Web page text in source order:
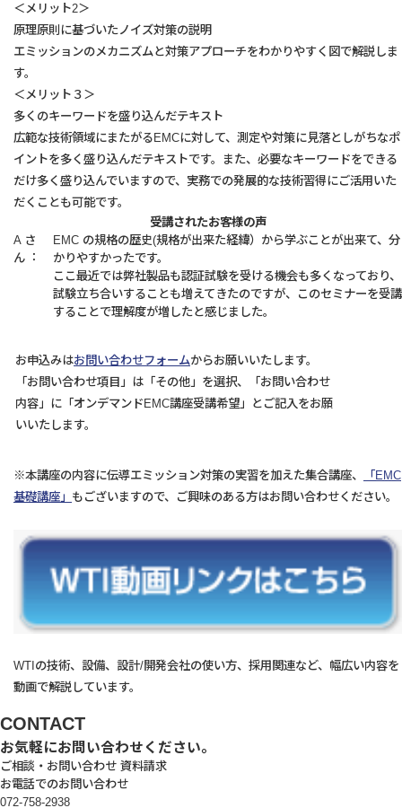
＜メリット2＞
原理原則に基づいたノイズ対策の説明
エミッションのメカニズムと対策アプローチをわかりやすく図で解説しま
す。
＜メリット３＞
多くのキーワードを盛り込んだテキスト
広範な技術領域にまたがるEMCに対して、測定や対策に見落としがちなポ
イントを多く盛り込んだテキストです。また、必要なキーワードをできる
だけ多く盛り込んでいますので、実務での発展的な技術習得にご活用いた
だくことも可能です。
受講されたお客様の声
A さ
ん︓
EMC の規格の歴史(規格が出来た経緯）から学ぶことが出来て、分
かりやすかったです。
ここ最近では弊社製品も認証試験を受ける機会も多くなっており、
試験⽴ち合いすることも増えてきたのですが、このセミナーを受講
することで理解度が増したと感じました。
お申込みはお問い合わせフォームからお願いいたします。
「お問い合わせ項目」は「その他」を選択、「お問い合わせ
内容」に「オンデマンドEMC講座受講希望」とご記入をお願
いいたします。
※本講座の内容に伝導エミッション対策の実習を加えた集合講座、
「EMC
基礎講座」 もございますので、ご興味のある方はお問い合わせください。
WTIの技術、設備、設計/開発会社の使い方、採用関連など、幅広い内容を
動画で解説しています。
CONTACT
お気軽にお問い合わせください。
ご相談・お問い合わせ 資料請求
お電話でのお問い合わせ
072-758-2938